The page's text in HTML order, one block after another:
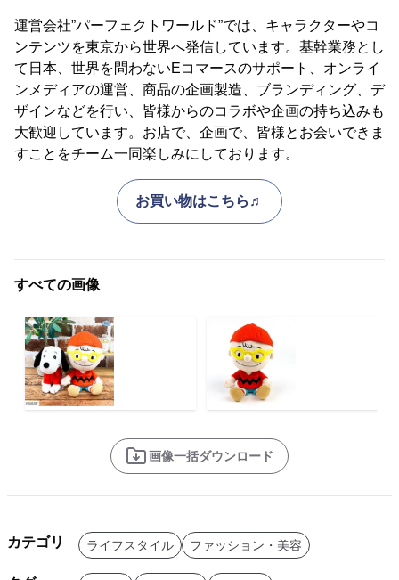
運営会社”パーフェクトワールド”では、キャラクターやコ
ンテンツを東京から世界へ発信しています。基幹業務とし
て日本、世界を問わないEコマースのサポート、オンライ
ンメディアの運営、商品の企画製造、ブランディング、デ
ザインなどを行い、皆様からのコラボや企画の持ち込みも
大歓迎しています。お店で、企画で、皆様とお会いできま
すことをチーム一同楽しみにしております。
お買い物はこちら♬
すべての画像
画像一括ダウンロード
カテゴリ ライフスタイル ファッション・美容